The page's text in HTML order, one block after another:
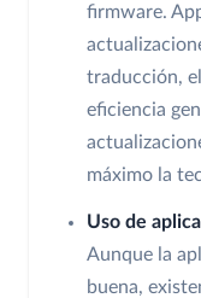
firmware.
traducción,
eficiencia
máximo la
Uso de
Aunque la
buena,